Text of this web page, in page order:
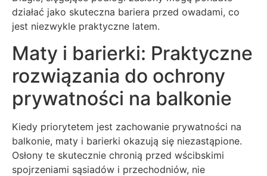
działać jako skuteczna bariera przed owadami, co
jest niezwykle praktyczne latem.
Maty i barierki: Praktyczne
rozwiązania do ochrony
prywatności na balkonie
Kiedy priorytetem jest zachowanie prywatności na
balkonie, maty i barierki okazują się niezastąpione.
Osłony te skutecznie chronią przed wścibskimi
spojrzeniami sąsiadów i przechodniów, nie